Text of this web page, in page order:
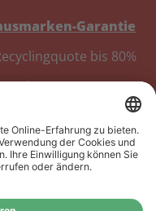
Garantie
bis 80%
schonen.
sich bitte in